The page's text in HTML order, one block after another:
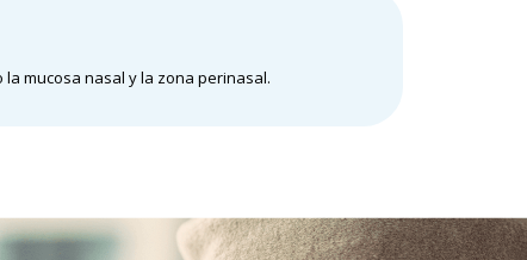
mucosa nasal y la zona perinasal.